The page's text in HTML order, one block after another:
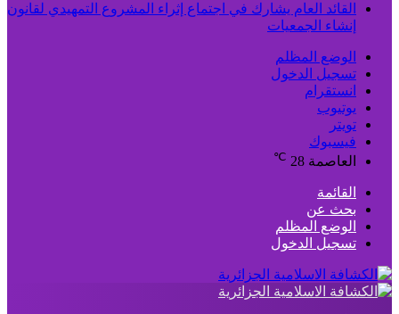
القائد العام يشارك في اجتماع إثراء المشروع التمهيدي لقانون
إنشاء الجمعيات
الوضع المظلم
تسجيل الدخول
انستقرام
يوتيوب
تويتر
فيسبوك
العاصمة 28
℃
القائمة
بحث عن
الوضع المظلم
تسجيل الدخول